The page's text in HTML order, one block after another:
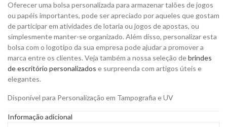
Oferecer uma bolsa personalizada para armazenar talões de jogos
ou papéis importantes, pode ser apreciado por aqueles que gostam
de participar em atividades de lotaria ou jogos de apostas, ou
simplesmente manter-se organizado. Além disso, personalizar esta
bolsa com o logotipo da sua empresa pode ajudar a promover a
marca entre os clientes. Veja também a nossa seleção debrindes
de escritório personalizados e surpreenda com artigos úteis e
elegantes.
Disponível para Personalização em Tampografia e UV
Informação adicional